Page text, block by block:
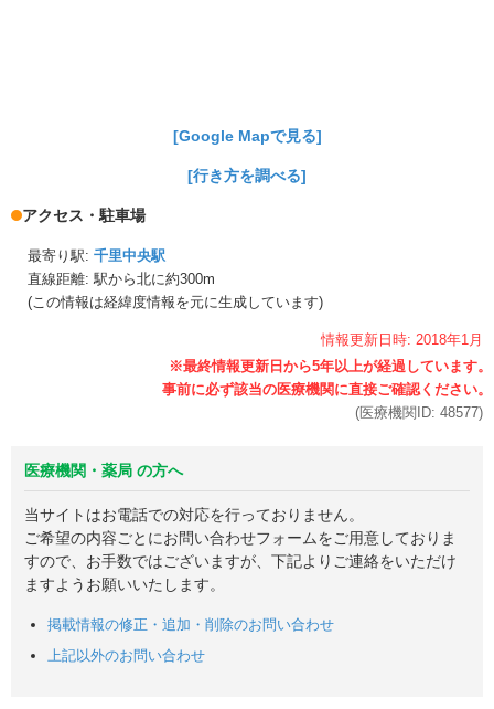
[Google Mapで見る]
[行き方を調べる]
アクセス・駐車場
最寄り駅: 千里中央駅
直線距離: 駅から北に約300m
(この情報は経緯度情報を元に生成しています)
情報更新日時: 2018年1月
(医療機関ID: 48577)
医療機関・薬局 の方へ
当サイトはお電話での対応を行っておりません。
ご希望の内容ごとにお問い合わせフォームをご用意しておりま
すので、お手数ではございますが、下記よりご連絡をいただけ
ますようお願いいたします。
掲載情報の修正・追加・削除のお問い合わせ
上記以外のお問い合わせ